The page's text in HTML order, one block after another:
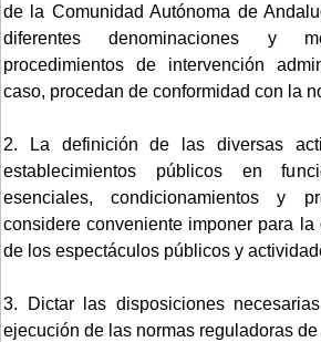
de la Comunidad Autónoma de
diferentes denominaciones y
procedimientos de intervención
caso, procedan de conformidad con la
2. La definición de las diversas
establecimientos públicos en
esenciales, condicionamientos y
considere conveniente imponer para la
de los espectáculos públicos y
3. Dictar las disposiciones
ejecución de las normas reguladoras